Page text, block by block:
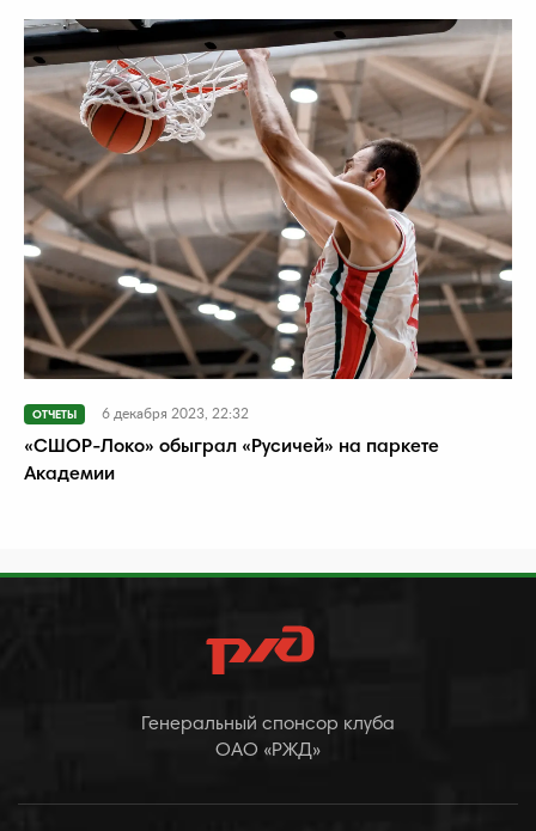
ОТЧЕТЫ 6 декабря 2023, 22:32
«СШОР-Локо» обыграл «Русичей» на паркете
Академии
Генеральный спонсор клуба
ОАО «РЖД»